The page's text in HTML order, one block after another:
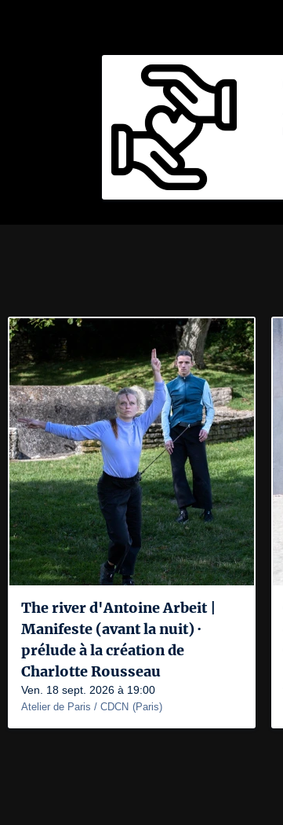
The river d'Antoine Arbeit |
Manifeste (avant la nuit) ·
prélude à la création de
Charlotte Rousseau
Ven. 18 sept. 2026 à 19:00
Atelier de Paris / CDCN (Paris)